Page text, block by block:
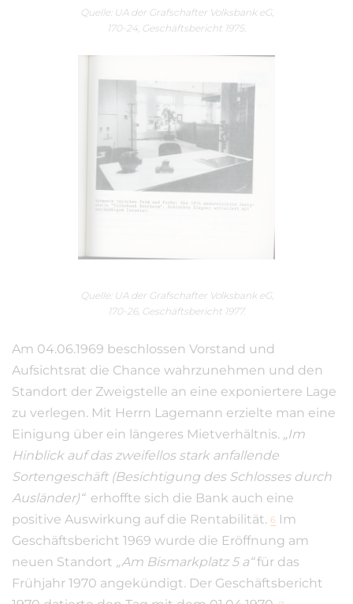
Quelle: UA der Grafschafter Volksbank eG,
170-24, Geschäftsbericht 1975.
Quelle: UA der Grafschafter Volksbank eG,
170-26, Geschäftsbericht 1977.
Am 04.06.1969 beschlossen Vorstand und
Aufsichtsrat die Chance wahrzunehmen und den
Standort der Zweigstelle an eine exponiertere Lage
zu verlegen. Mit Herrn Lagemann erzielte man eine
Einigung über ein längeres Mietverhältnis. „Im
Hinblick auf das zweifellos stark anfallende
Sortengeschäft (Besichtigung des Schlosses durch
Ausländer)“erhoffte sich die Bank auch eine
positive Auswirkung auf die Rentabilität. 6 Im
Geschäftsbericht 1969 wurde die Eröffnung am
neuen Standort „Am Bismarkplatz 5 a“für das
Frühjahr 1970 angekündigt. Der Geschäftsbericht